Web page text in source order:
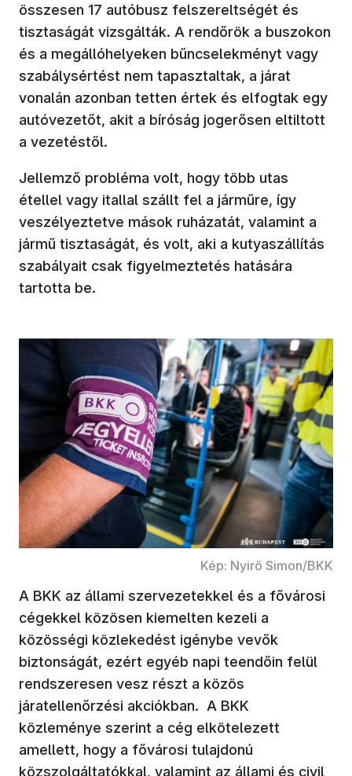
összesen 17 autóbusz felszereltségét és
tisztaságát vizsgálták. A rendőrök a buszokon
és a megállóhelyeken bűncselekményt vagy
szabálysértést nem tapasztaltak, a járat
vonalán azonban tetten értek és elfogtak egy
autóvezetőt, akit a bíróság jogerősen eltiltott
a vezetéstől.
Jellemző probléma volt, hogy több utas
étellel vagy itallal szállt fel a járműre, így
veszélyeztetve mások ruházatát, valamint a
jármű tisztaságát, és volt, aki a kutyaszállítás
szabályait csak figyelmeztetés hatására
tartotta be.
Kép: Nyirő Simon/BKK
A BKK az állami szervezetekkel és a fővárosi
cégekkel közösen kiemelten kezeli a
közösségi közlekedést igénybe vevők
biztonságát, ezért egyéb napi teendőin felül
rendszeresen vesz részt a közös
járatellenőrzési akciókban. A BKK
közleménye szerint a cég elkötelezett
amellett, hogy a fővárosi tulajdonú
közszolgáltatókkal, valamint az állami és civil